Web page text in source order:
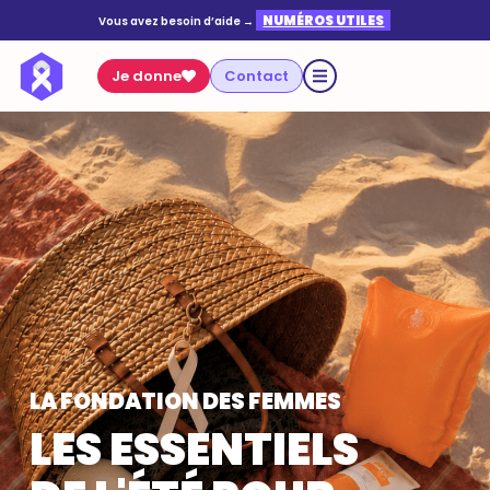
Vous avez besoin d’aide → NUMÉROS UTILES
Je donne Contact
LA FONDATION DES FEMMES
LES ESSENTIELS